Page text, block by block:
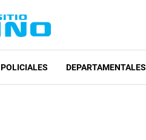
POLICIALES DEPARTAMENTALES